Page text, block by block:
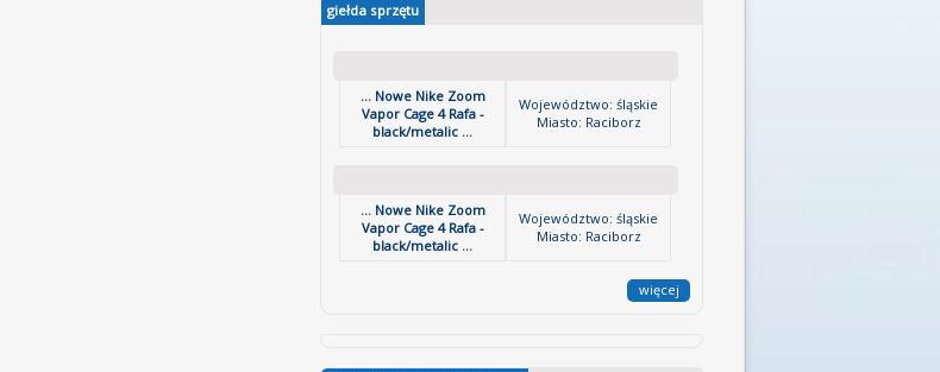
giełda sprzętu
... Nowe Nike Zoom
Vapor Cage 4 Rafa -
black/metalic ...
Województwo: śląskie
Miasto: Raciborz
... Nowe Nike Zoom
Vapor Cage 4 Rafa -
black/metalic ...
Województwo: śląskie
Miasto: Raciborz
więcej